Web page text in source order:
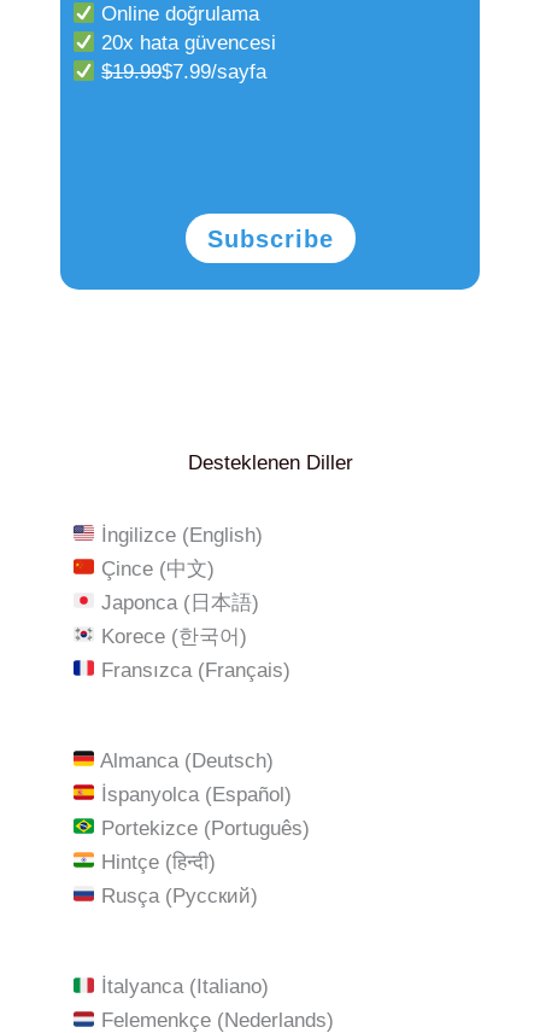
Online doğrulama
20x hata güvencesi
$19.99$7.99/sayfa
Subscribe
Desteklenen Diller
İngilizce (English)
Çince (中文)
Japonca (日本語)
Korece (한국어)
Fransızca (Français)
Almanca (Deutsch)
İspanyolca (Español)
Portekizce (Português)
Hintçe (हिन्दी)
Rusça (Русский)
İtalyanca (Italiano)
Felemenkçe (Nederlands)